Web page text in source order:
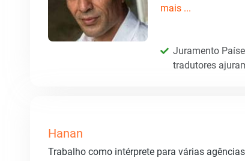
mais ...
Juramento
tradutores
Hanan
Trabalho como intérprete para várias